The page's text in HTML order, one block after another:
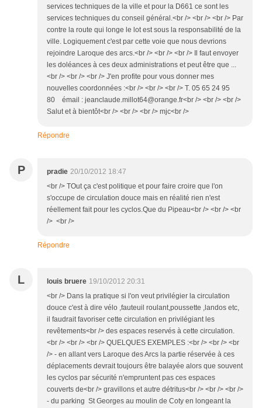
services techniques de la ville et pour la D661 ce sont les
services techniques du conseil général.<br /> <br /> <br /> Par
contre la route qui longe le lot est sous la responsabilité de la
ville. Logiquement c'est par cette voie que nous devrions
rejoindre Laroque des arcs.<br /> <br /> <br /> Il faut envoyer
les doléances à ces deux administrations et peut être que ...
<br /> <br /> <br /> J'en profite pour vous donner mes
nouvelles coordonnées :<br /> <br /> <br /> T. 05 65 24 95
80 émail : jeanclaude.millot64@orange.fr<br /> <br /> <br />
Salut et à bientôt<br /> <br /> <br /> mjc<br />
Répondre
P pradie 20/10/2012 18:47
<br /> TOut ça c'est politique et pour faire croire que l'on
s'occupe de circulation douce mais en réalité rien n'est
réellement fait pour les cyclos.Que du Pipeau<br /> <br /> <br
/> <br />
Répondre
L louis bruere 19/10/2012 20:31
<br /> Dans la pratique si l'on veut privilégier la circulation
douce c'est à dire vélo ,fauteuil roulant,poussette ,landos etc,
il faudrait favoriser cette circulation en privilégiant les
revêtements<br /> des espaces reservés à cette circulation.
<br /> <br /> <br /> QUELQUES EXEMPLES :<br /> <br /> <br
/> - en allant vers Laroque des Arcs la partie réservée à ces
déplacements devrait toujours être balayée alors que souvent
les cyclos par sécurité n'empruntent pas ces espaces
couverts de<br /> gravillons et autre détritus<br /> <br /> <br />
- du parking St Georges au moulin de Coty en longeant la